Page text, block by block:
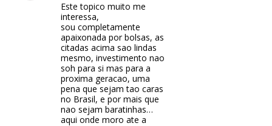
Este topico muito me
interessa,
sou completamente
apaixonada por bolsas, as
citadas acima sao lindas
mesmo, investimento nao
soh para si mas para a
proxima geracao, uma
pena que sejam tao caras
no Brasil, e por mais que
nao sejam baratinhas…
aqui onde moro ate a